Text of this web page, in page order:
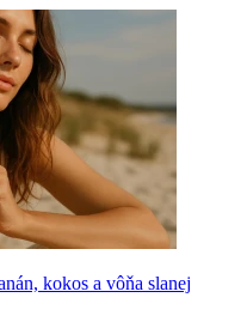
kokos a vôňa slanej